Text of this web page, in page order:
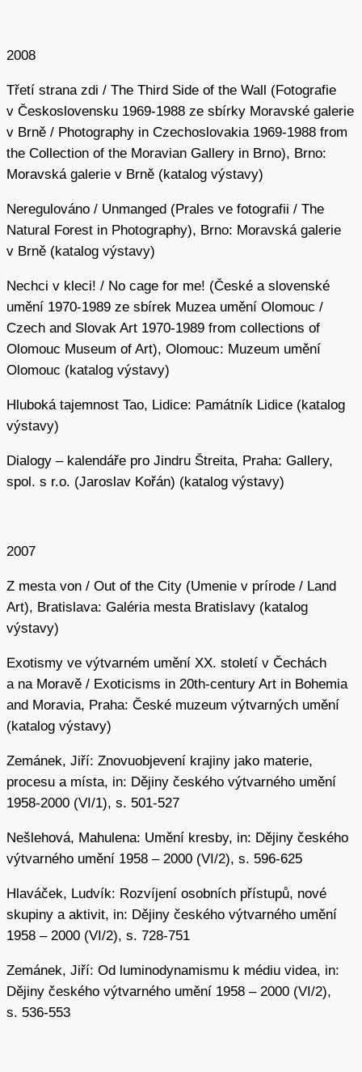
2008
Třetí strana zdi / The Third Side of the Wall (Fotografie
v Československu 1969-1988 ze sbírky Moravské galerie
v Brně / Photography in Czechoslovakia 1969-1988 from
the Collection of the Moravian Gallery in Brno), Brno:
Moravská galerie v Brně (katalog výstavy)
Neregulováno / Unmanged (Prales ve fotografii / The
Natural Forest in Photography), Brno: Moravská galerie
v Brně (katalog výstavy)
Nechci v kleci! / No cage for me! (České a slovenské
umění 1970-1989 ze sbírek Muzea umění Olomouc /
Czech and Slovak Art 1970-1989 from collections of
Olomouc Museum of Art), Olomouc: Muzeum umění
Olomouc (katalog výstavy)
Hluboká tajemnost Tao, Lidice: Památník Lidice (katalog
výstavy)
Dialogy – kalendáře pro Jindru Štreita, Praha: Gallery,
spol. s r.o. (Jaroslav Kořán) (katalog výstavy)
2007
Z mesta von / Out of the City (Umenie v prírode / Land
Art), Bratislava: Galéria mesta Bratislavy (katalog
výstavy)
Exotismy ve výtvarném umění XX. století v Čechách
a na Moravě / Exoticisms in 20th-century Art in Bohemia
and Moravia, Praha: České muzeum výtvarných umění
(katalog výstavy)
Zemánek, Jiří: Znovuobjevení krajiny jako materie,
procesu a místa, in: Dějiny českého výtvarného umění
1958-2000 (VI/1), s. 501-527
Nešlehová, Mahulena: Umění kresby, in: Dějiny českého
výtvarného umění 1958 – 2000 (VI/2), s. 596-625
Hlaváček, Ludvík: Rozvíjení osobních přístupů, nové
skupiny a aktivit, in: Dějiny českého výtvarného umění
1958 – 2000 (VI/2), s. 728-751
Zemánek, Jiří: Od luminodynamismu k médiu videa, in:
Dějiny českého výtvarného umění 1958 – 2000 (VI/2),
s. 536-553